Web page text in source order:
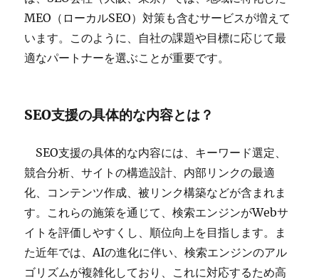
MEO（ローカルSEO）対策も含むサービスが増えて
います。このように、自社の課題や目標に応じて最
適なパートナーを選ぶことが重要です。
SEO支援の具体的な内容とは？
SEO支援の具体的な内容には、キーワード選定、
競合分析、サイトの構造設計、内部リンクの最適
化、コンテンツ作成、被リンク構築などが含まれま
す。これらの施策を通じて、検索エンジンがWebサ
イトを評価しやすくし、順位向上を目指します。ま
た近年では、AIの進化に伴い、検索エンジンのアル
ゴリズムが複雑化しており、これに対応するため高